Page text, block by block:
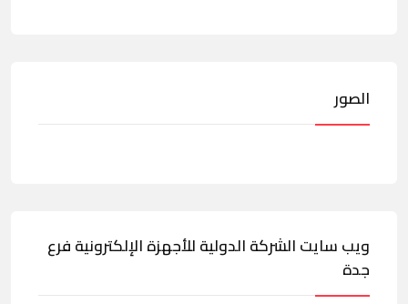
الصور
ويب سايت الشركة الدولية للأجهزة الإلكترونية فرع
جدة